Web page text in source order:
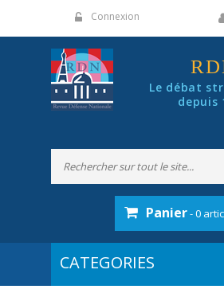
Connexion
Le débat
depuis
Panier- 0